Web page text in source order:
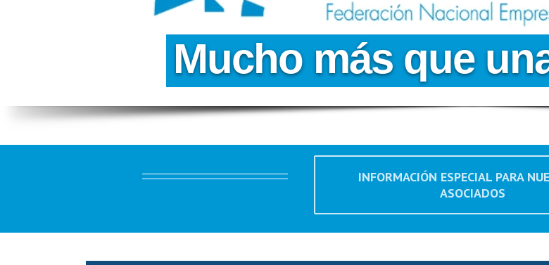
Mucho más que un
INFORMACIÓN ESPECIAL PARA
ASOCIADOS